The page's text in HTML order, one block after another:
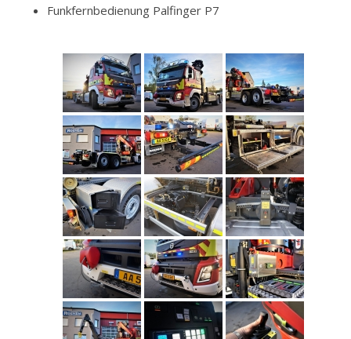
Funkfernbedienung Palfinger P7